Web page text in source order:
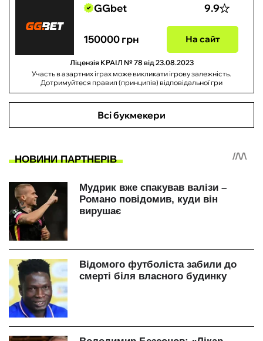
GGbet 9.9
150000 грн На сайт
Ліцензія КРАІЛ № 78 від 23.08.2023
Участь в азартних іграх може викликати ігрову залежність.
Дотримуйтеся правил (принципів) відповідальної гри
Всі букмекери